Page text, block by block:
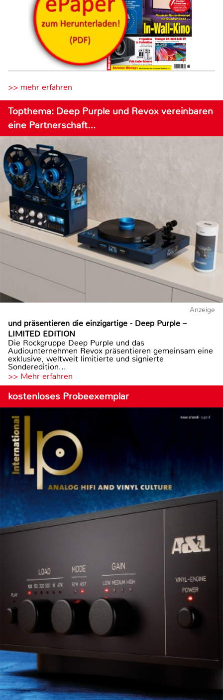
>> mehr erfahren
Topthema: Deep Purple und Revox vereinbaren
eine Partnerschaft…
Anzeige
und präsentieren die einzigartige - Deep Purple –
LIMITED EDITION
Die Rockgruppe Deep Purple und das
Audiounternehmen Revox präsentieren gemeinsam eine
exklusive, weltweit limitierte und signierte
Sonderedition...
>> Mehr erfahren
kostenloses Probeexemplar